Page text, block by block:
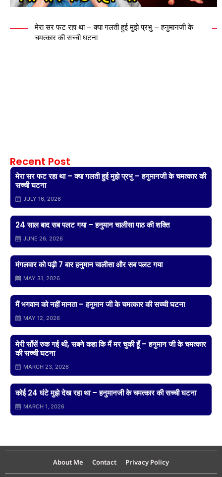
मेरा सर फट रहा था – क्या गलती हुई मुझे प्रभु – हनुमानजी के
चमत्कार की सच्ची घटना
Recent Post
मेरा सर फट रहा था – क्या गलती हुई मुझे प्रभु – हनुमानजी के चमत्कार की
सच्ची घटना
JULY 16, 2026
24 साल बाद सब पलट गया – हनुमान चालीसा पाठ की शक्ति
JUNE 26, 2026
मंगलवार को पढ़ी 7 बार हनुमान चालीसा और सब पलट गया
MAY 31, 2026
मैं भगवान को नहीं मानता – हनुमान जी के चमत्कार की सच्ची घटना
MAY 12, 2026
मेरी साँसें रुक गई थी, सबने कहा कि मैं मर चुकी हूँ – हनुमान जी के चमत्कार
की सच्ची घटना
MARCH 23, 2026
कोई 24 घंटे मुझे देख रहा था – हनुमानजी के चमत्कार की सच्ची घटना
MARCH 1, 2026
About Me Contact Privacy Policy